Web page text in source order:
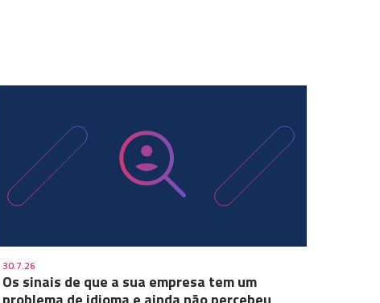
30.7.26
Os sinais de que a sua empresa tem um